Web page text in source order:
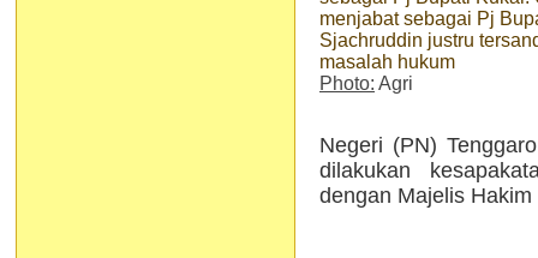
menjabat sebagai Pj
Sjachruddin justru
masalah hukum
Photo: Agri
Negeri (PN)
dilakukan
dengan Majelis